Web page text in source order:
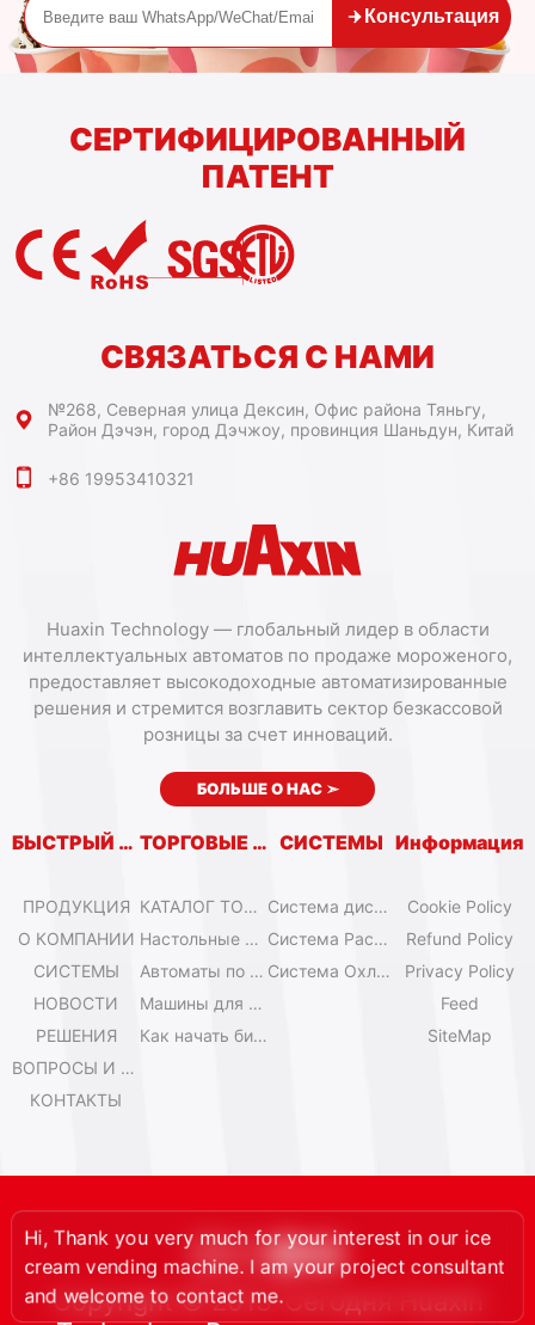
Консультация
Huaxin Technology — глобальный лидер в области
интеллектуальных автоматов по продаже мороженого,
предоставляет высокодоходные автоматизированные
решения и стремится возглавить сектор безкассовой
розницы за счет инноваций.
БОЛЬШЕ О НАС ➣
БЫСТРЫЙ ВХОД
ПРОДУКЦИЯ
О КОМПАНИИ
СИСТЕМЫ
НОВОСТИ
РЕШЕНИЯ
ВОПРОСЫ И ОТВЕТЫ
КОНТАКТЫ
ТОРГОВЫЕ АВТОМАТЫ
КАТАЛОГ ТОРГОВЫХ АВТОМАТОВ
Настольные мини-машины для мороженого
Автоматы по продаже мороженого Olala
Машины для мороженого IYogurt
Как начать бизнес с автоматами мороженого?
СИСТЕМЫ
Система дистанционного управления
Система Расширения
Система Охлаждения
Информация
Cookie Policy
Refund Policy
Privacy Policy
Feed
SiteMap
СЕРТИФИЦИРОВАННЫЙ
ПАТЕНТ
СВЯЗАТЬСЯ С НАМИ
№268, Северная улица Дексин, Офис района Тяньгу,
Район Дэчэн, город Дэчжоу, провинция Шаньдун, Китай
+86 19953410321
Copyright © 2013-Сегодня Huaxin
you very much for your interest in our ice
vending machine. I am your project consultant
welcome to contact me.